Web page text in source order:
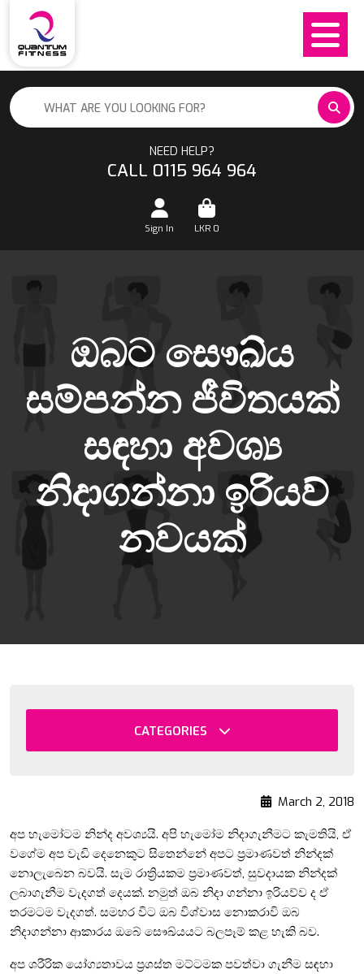
NEED HELP?
CALL 0115 964 964
Sign In LKR 0
ඔබට සෞඛ්ය
සම්පන්න ජීවිතයක්
සඳහා අවශ්‍ය
නිදාගන්නා ඉරියව්
නවයක්
CATEGORIES
March 2, 2018
අප හැමෝටම නින්ද අවශ්‍යයි. අපි හැමෝම නිදාගැනීමට කැමතියි, ඒ
වගේම අප වැඩි දෙනෙකුට සිතෙන්නේ අපට ප්‍රමාණවත් නින්දක්
නොලැබෙන බවයි. සැම රාත්‍රියකම ප්‍රමාණවත්, සුවදායක නින්දක්
ලබාගැනීම වැදගත් දෙයක්. නමුත් ඔබ නිදා ගන්නා ඉරියව්ව ද ඒ
තරමටම වැදගත්. සමහර විට ඔබ විශ්වාස නොකරාවි ඔබ
නිදාගන්නා ආකාරය ඔබේ සෞඛ්යයට බලපෑම් කළ හැකි බව.
අප ශරීරික යෝග්‍යතාවය ප්‍රශස්ත මට්ටමක පවත්වා ගැනීම සඳහා